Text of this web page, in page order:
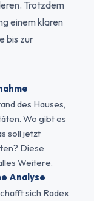
Trotzdem
einem klaren
bis zur
des Hauses,
Wo gibt es
soll jetzt
Diese
Weitere.
Analyse
sich Radex